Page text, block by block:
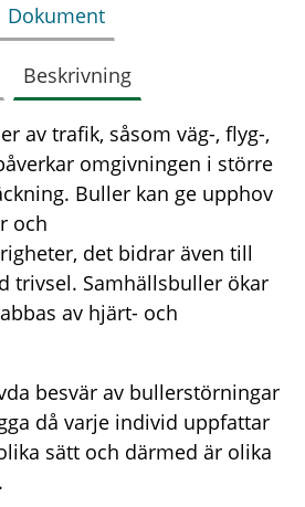
Dokument
Beskrivning
av trafik, såsom väg-, flyg-,
omgivningen i större
Buller kan ge upphov
och
det bidrar även till
trivsel. Samhällsbuller ökar
av hjärt- och
besvär av bullerstörningar
då varje individ uppfattar
sätt och därmed är olika